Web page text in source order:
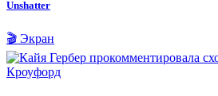
Unshatter
🎬 Экран